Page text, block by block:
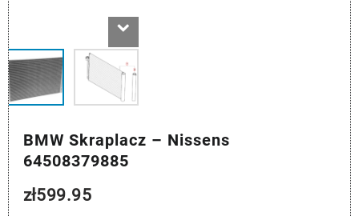
BMW Skraplacz – Nissens
64508379885
zł599.95